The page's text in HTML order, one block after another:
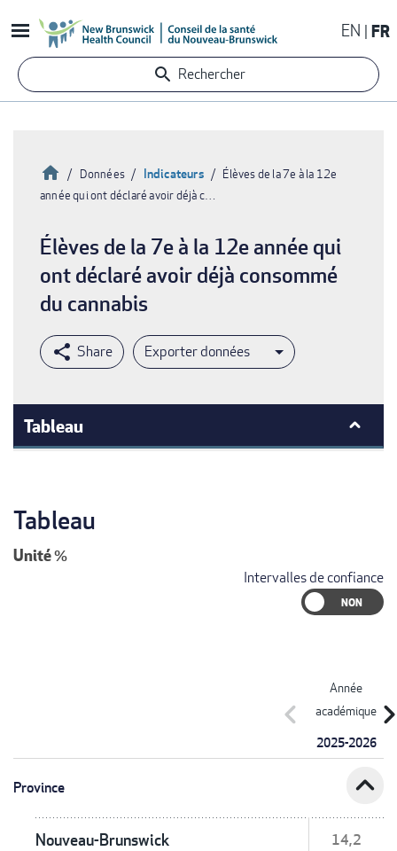
au
contenu
principal
EN FR
Rechercher
d'Ariane
Accueil
Données Indicateurs
Élèves de la 7e à la 12e
année qui ont déclaré avoir déjà c…
Élèves de la 7e à la 12e année qui
ont déclaré avoir déjà consommé
du cannabis
Exporter données
Tableau
Tableau
Unité%
Intervalles de confiance
Année
académique
2025-2026
chevron_left
Province expand_less
Nouveau-Brunswick 14,2